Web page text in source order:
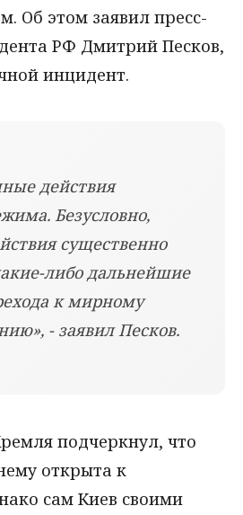
Об этом заявил пресс-
РФ Дмитрий Песков,
инцидент.
действия
Безусловно,
существенно
либо дальнейшие
к мирному
- заявил Песков.
подчеркнул, что
открыта к
сам Киев своими